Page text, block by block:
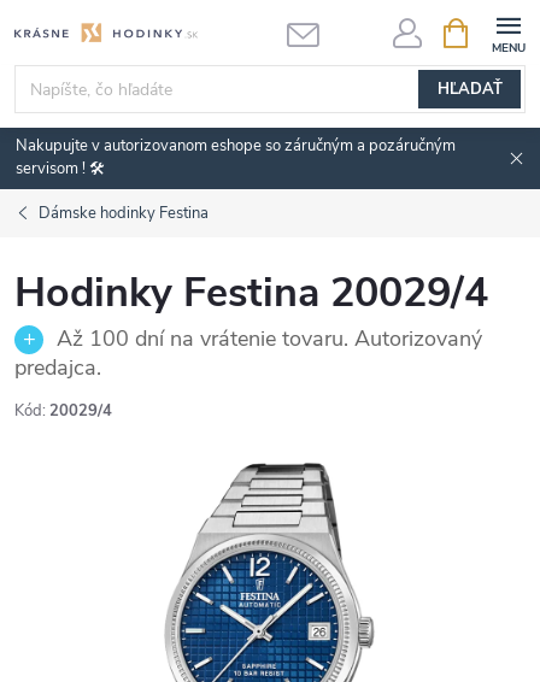
na
obsah
HĽADAŤ
KOŠÍK
Nakupujte v autorizovanom eshope so záručným a pozáručným
servisom ! 🛠️
Dámske hodinky Festina
Hodinky Festina 20029/4
Až 100 dní na vrátenie tovaru. Autorizovaný
predajca.
Kód: 20029/4